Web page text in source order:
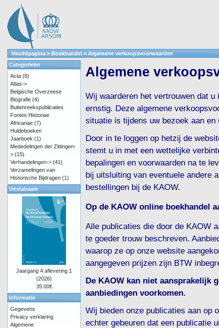
Hoofdpagina » Boekhandel » Algemene verkoopsvoorwaarden
Algemene
Wij waarderen het vertrouwen dat
ernstig. Deze algemene
situatie is tijdens uw bezoek aan
Door in te loggen op hetzij de
stemt u in met een wettelijke
bepalingen en voorwaarden na te
bij uitsluiting van eventuele andere
bestellingen bij de KAOW.
Op de KAOW online boekhandel
Alle publicaties die door de KAOW
te goeder trouw beschreven.
waarop ze op onze website
aangegeven prijzen zijn BTW
De KAOW kan niet aansprakelijk
aanbiedingen voorkomen.
Wij bieden onze publicaties aan op
echter gebeuren dat een publicatie
Categorieën
Acta (8)
Atlas->
Belgische Overzeese
Biografie (4)
Buitenreekspublicaties
Fontes Historiae
Africanae (7)
Huldeboeken
Jaarboek (1)
Mededelingen der Zittingen-
> (15)
Verhandelingen-> (41)
Verzamelingen van
Historische Bijdragen (1)
Uitstalraam
Jaargang 4 aflevering 1
(2026)
35.00€
Informatie
Gegevens
Privacy verklaring
Algemene